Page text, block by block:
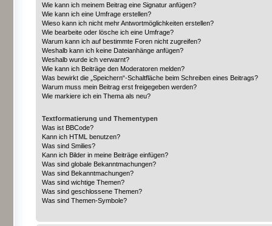
Wie kann ich meinem Beitrag eine Signatur anfügen?
Wie kann ich eine Umfrage erstellen?
Wieso kann ich nicht mehr Antwortmöglichkeiten erstellen?
Wie bearbeite oder lösche ich eine Umfrage?
Warum kann ich auf bestimmte Foren nicht zugreifen?
Weshalb kann ich keine Dateianhänge anfügen?
Weshalb wurde ich verwarnt?
Wie kann ich Beiträge den Moderatoren melden?
Was bewirkt die „Speichern“-Schaltfläche beim Schreiben eines Beitrags?
Warum muss mein Beitrag erst freigegeben werden?
Wie markiere ich ein Thema als neu?
Textformatierung und Thementypen
Was ist BBCode?
Kann ich HTML benutzen?
Was sind Smilies?
Kann ich Bilder in meine Beiträge einfügen?
Was sind globale Bekanntmachungen?
Was sind Bekanntmachungen?
Was sind wichtige Themen?
Was sind geschlossene Themen?
Was sind Themen-Symbole?